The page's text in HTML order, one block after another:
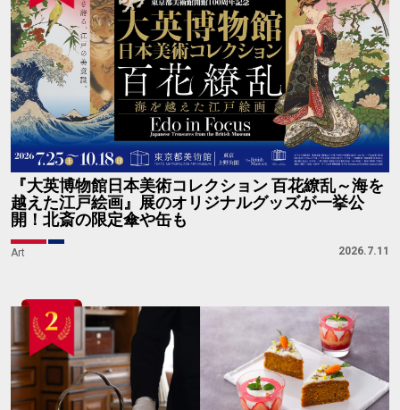
『大英博物館日本美術コレクション 百花繚乱～海を
越えた江戸絵画』展のオリジナルグッズが一挙公
開！北斎の限定傘や缶も
Art 2026.7.11